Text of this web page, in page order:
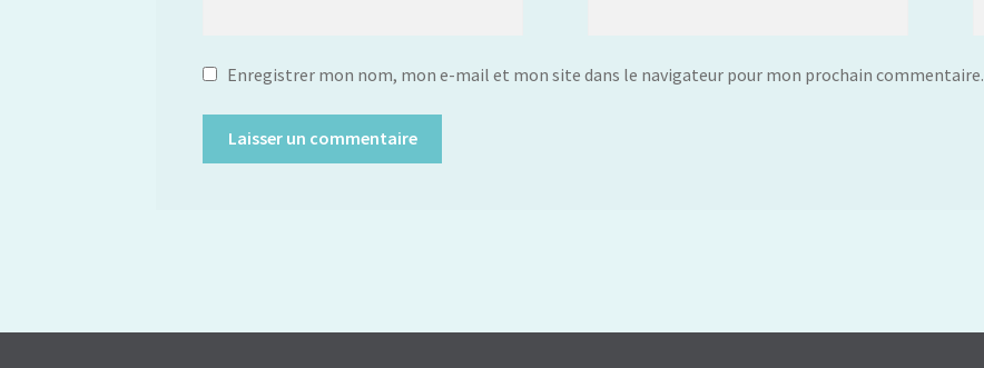
Enregistrer mon nom, mon e-mail et mon site dans le navigateur pour mon prochain commentaire.